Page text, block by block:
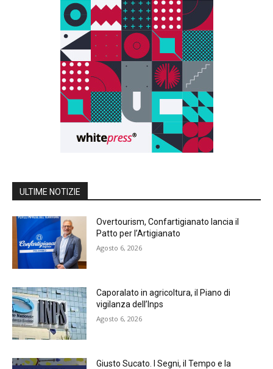
ULTIME NOTIZIE
Overtourism, Confartigianato lancia il
Patto per l’Artigianato
Agosto 6, 2026
Caporalato in agricoltura, il Piano di
vigilanza dell’Inps
Agosto 6, 2026
Giusto Sucato. I Segni, il Tempo e la